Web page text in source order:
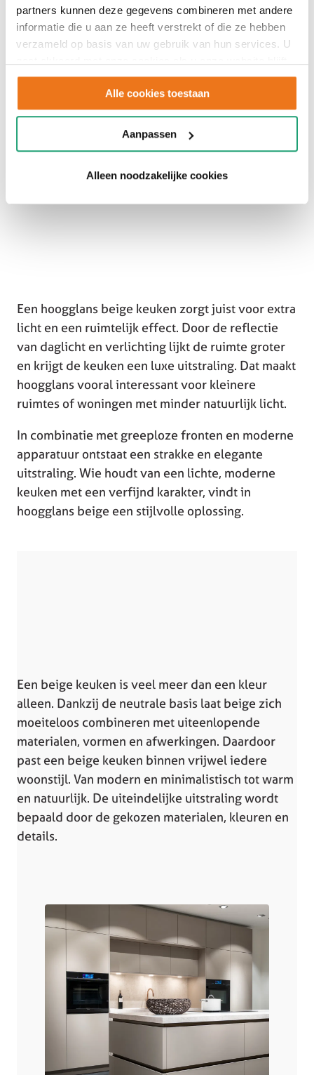
partners kunnen deze gegevens combineren met andere
informatie die u aan ze heeft verstrekt of die ze hebben
verzameld op basis van uw gebruik van hun services. U
gebruiken.
Alle cookies toestaan
Aanpassen
Alleen noodzakelijke cookies
voor een evenwichtig geheel zonder storende
glans.
gebruik. Afhankelijk van het materiaal vallen
vingerafdrukken en lichte gebruikssporen minder
op dan bij hoogglans oppervlakken. Daardoor
blijft een matte beige keuken langer rustig en
verzorgd ogen.
Een hoogglans beige keuken zorgt juist voor extra
licht en een ruimtelijk effect. Door de reflectie
van daglicht en verlichting lijkt de ruimte groter
en krijgt de keuken een luxe uitstraling. Dat maakt
hoogglans vooral interessant voor kleinere
ruimtes of woningen met minder natuurlijk licht.
In combinatie met greeploze fronten en moderne
apparatuur ontstaat een strakke en elegante
uitstraling. Wie houdt van een lichte, moderne
keuken met een verfijnd karakter, vindt in
hoogglans beige een stijlvolle oplossing.
Een beige keuken is veel meer dan een kleur
alleen. Dankzij de neutrale basis laat beige zich
moeiteloos combineren met uiteenlopende
materialen, vormen en afwerkingen. Daardoor
past een beige keuken binnen vrijwel iedere
woonstijl. Van modern en minimalistisch tot warm
en natuurlijk. De uiteindelijke uitstraling wordt
bepaald door de gekozen materialen, kleuren en
details.